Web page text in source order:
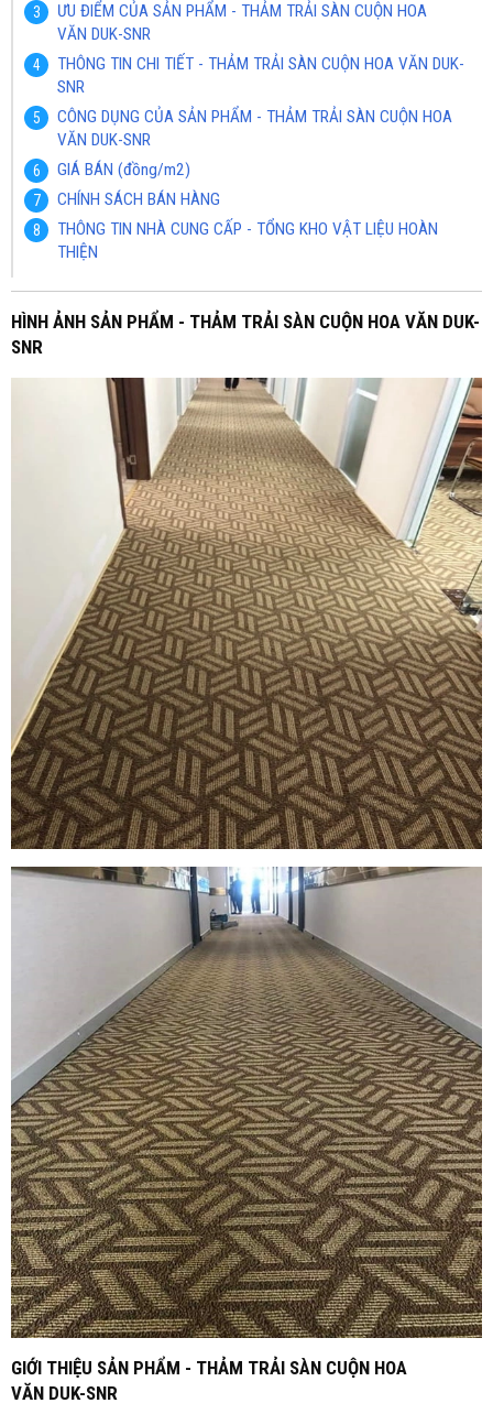
ƯU ĐIỂM CỦA SẢN PHẨM - THẢM TRẢI SÀN CUỘN HOA
VĂN DUK-SNR
THÔNG TIN CHI TIẾT - THẢM TRẢI SÀN CUỘN HOA VĂN DUK-
SNR
CÔNG DỤNG CỦA SẢN PHẨM - THẢM TRẢI SÀN CUỘN HOA
VĂN DUK-SNR
GIÁ BÁN (đồng/m2)
CHÍNH SÁCH BÁN HÀNG
THÔNG TIN NHÀ CUNG CẤP - TỔNG KHO VẬT LIỆU HOÀN
THIỆN
HÌNH ẢNH SẢN PHẨM - THẢM TRẢI SÀN CUỘN HOA VĂN DUK-
SNR
GIỚI THIỆU SẢN PHẨM - THẢM TRẢI SÀN CUỘN HOA
VĂN DUK-SNR